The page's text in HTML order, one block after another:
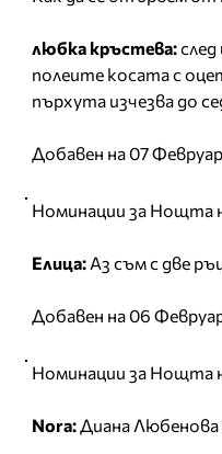
любка кръстева:
полеите косата с
пърхута изчезва до
Добавен на 07
Номинации за Нощта
Елица: Аз съм с две
Добавен на 06
Номинации за Нощта
Nora:Диана Любенова